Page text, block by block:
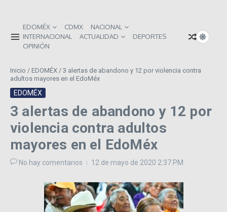
EDOMÉX CDMX
NACIONAL
INTERNACIONAL
ACTUALIDAD
DEPORTES
OPINIÓN
Inicio / EDOMÉX / 3 alertas de abandono y 12 por violencia contra
adultos mayores en el EdoMéx
EDOMÉX
3 alertas de abandono y 12 por
violencia contra adultos
mayores en el EdoMéx
No hay comentarios 12 de mayo de 2020 2:37 PM